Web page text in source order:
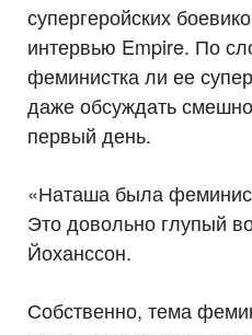
супергеройских
интервью Empire. По
феминистка ли ее
даже обсуждать
первый день.
«Наташа была
Это довольно глупый
Йоханссон.
Собственно, тема